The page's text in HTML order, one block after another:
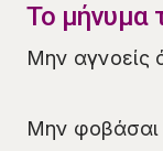
Το μήνυμα
Μην αγνοείς
Μην φοβάσαι